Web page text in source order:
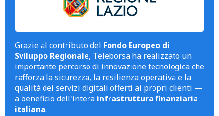
Grazie al contributo del Fondo Europeo di
Sviluppo Regionale, Teleborsa ha realizzato un
importante percorso di innovazione tecnologica che
rafforza la sicurezza, la resilienza operativa e la
qualità dei servizi digitali offerti ai propri clienti —
a beneficio dell'intera infrastruttura finanziaria
italiana.